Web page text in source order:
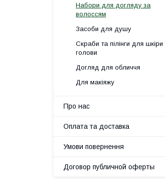
Набори для догляду за
волоссям
Засоби для душу
Скраби та пілінги для шкіри
голови
Догляд для обличчя
Для макіяжу
Про нас
Оплата та доставка
Умови повернення
Договор публичной оферты